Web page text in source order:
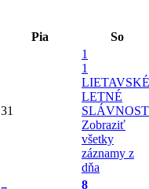
Pia So
31
1
1
LIETAVSKÉ
LETNÉ
Zobraziť
všetky
záznamy z
dňa
8